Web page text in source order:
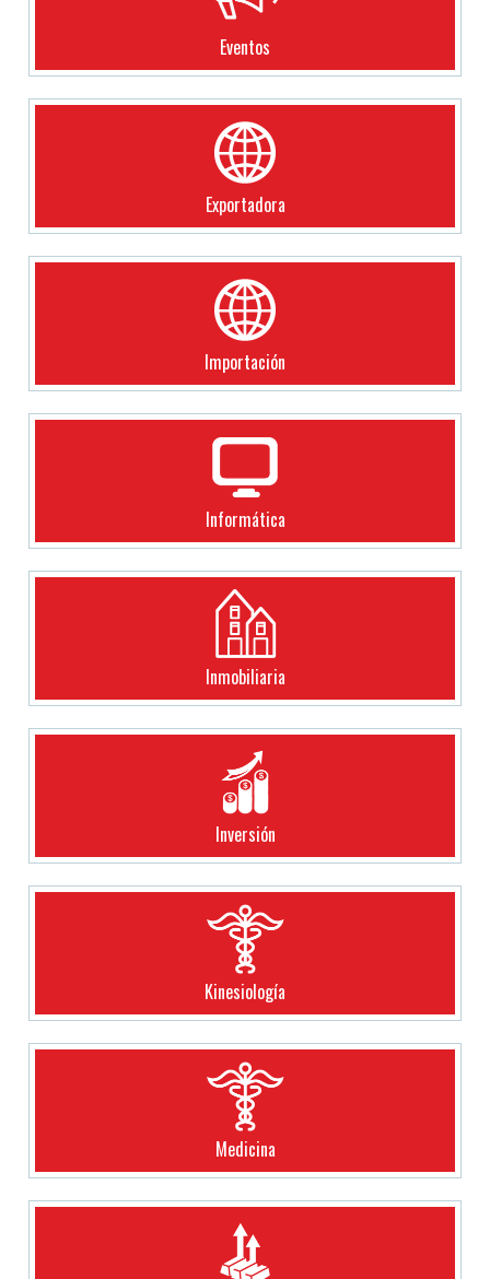
Eventos
Exportadora
Importación
Informática
Inmobiliaria
Inversión
Kinesiología
Medicina